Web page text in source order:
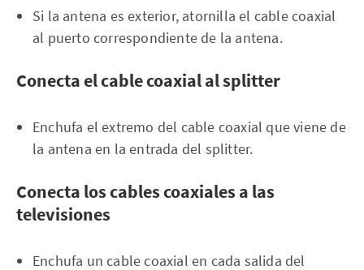
Si la antena es exterior, atornilla el cable coaxial
al puerto correspondiente de la antena.
Conecta el cable coaxial al splitter
Enchufa el extremo del cable coaxial que viene de
la antena en la entrada del splitter.
Conecta los cables coaxiales a las
televisiones
Enchufa un cable coaxial en cada salida del